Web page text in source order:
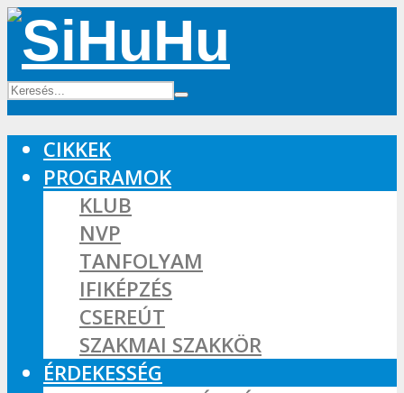
CIKKEK
PROGRAMOK
KLUB
NVP
TANFOLYAM
IFIKÉPZÉS
CSEREÚT
SZAKMAI SZAKKÖR
ÉRDEKESSÉG